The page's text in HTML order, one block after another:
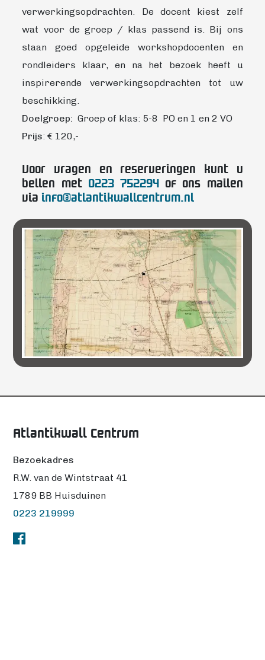
verwerkingsopdrachten. De docent kiest zelf
wat voor de groep / klas passend is. Bij ons
staan goed opgeleide workshopdocenten en
rondleiders klaar, en na het bezoek heeft u
inspirerende verwerkingsopdrachten tot uw
beschikking.
Doelgroep: Groep of klas: 5-8 PO en 1 en 2 VO
Prijs: € 120,-
Voor vragen en reserveringen kunt u
bellen met 0223 752294 of ons mailen
via info@atlantikwallcentrum.nl
Atlantikwall Centrum
Bezoekadres
R.W. van de Wintstraat 41
1789 BB Huisduinen
0223 219999